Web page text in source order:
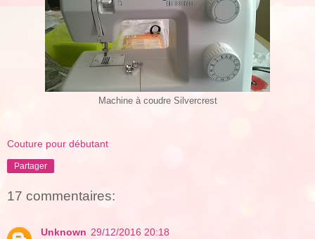
Machine à coudre Silvercrest
Couture pour débutant
Partager
17 commentaires:
Unknown 29/12/2016 20:18